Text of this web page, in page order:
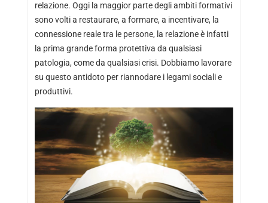
relazione. Oggi la maggior parte degli ambiti formativi
sono volti a restaurare, a formare, a incentivare, la
connessione reale tra le persone, la relazione è infatti
la prima grande forma protettiva da qualsiasi
patologia, come da qualsiasi crisi. Dobbiamo lavorare
su questo antidoto per riannodare i legami sociali e
produttivi.